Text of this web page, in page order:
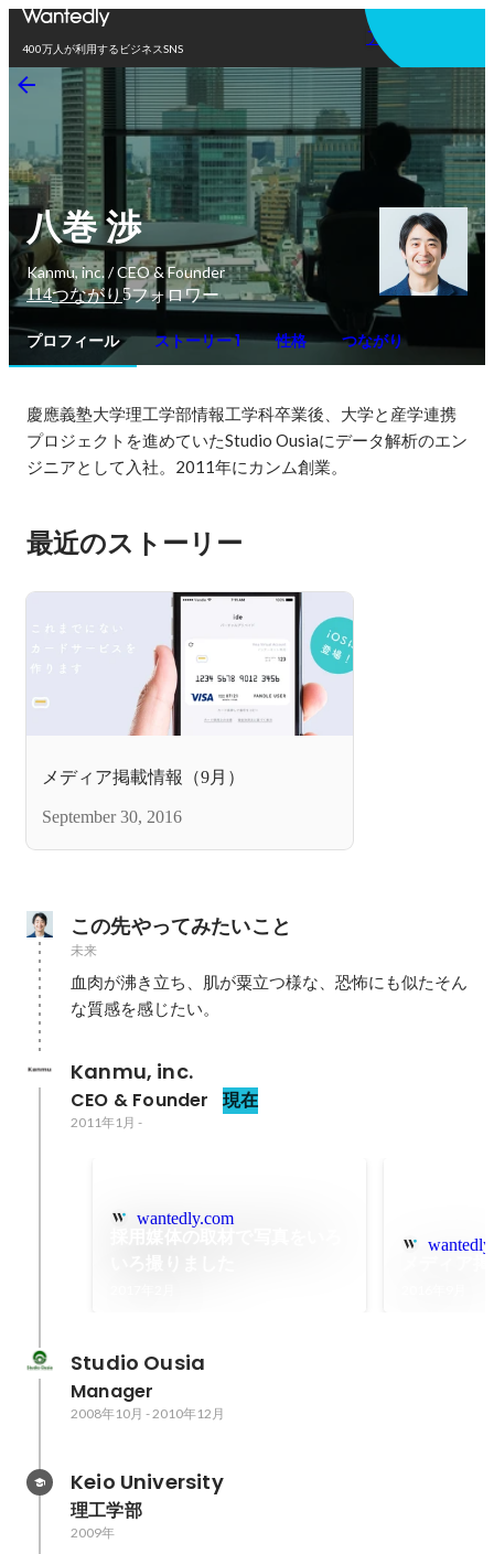
400万人が利用するビジネスSNS
アプリを使う
八巻 渉
Kanmu, inc. / CEO & Founder
114つながり 5フォロワー
プロフィール ストーリー 1 性格 つながり
慶應義塾大学理工学部情報工学科卒業後、大学と産学連携
プロジェクトを進めていたStudio Ousiaにデータ解析のエン
ジニアとして入社。2011年にカンム創業。
最近のストーリー
メディア掲載情報（9月）
September 30, 2016
この先やってみたいこと
未来
血肉が沸き立ち、肌が粟立つ様な、恐怖にも似たそん
な質感を感じたい。
Kanmu, inc.
CEO & Founder 現在
2011年1月 -
wantedly.com
Studio Ousia
Manager
2008年10月 - 2010年12月
Keio University
理工学部
2009年